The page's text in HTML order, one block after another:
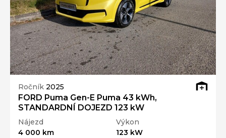
Ročník 2025
FORD Puma Gen-E Puma 43 kWh,
STANDARDNÍ DOJEZD 123 kW
Nájezd
4 000 km
Výkon
123 kW